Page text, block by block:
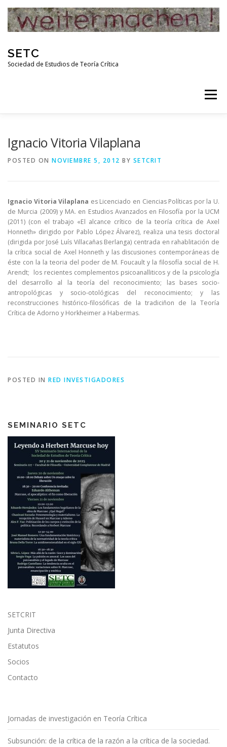
content
SETC
Sociedad de Estudios de Teoría Crítica
Menu
RED DE INVESTIGADORES DE TEORÍA CRÍTICA
Ignacio Vitoria Vilaplana
POSTED ON NOVIEMBRE 5, 2012 BY SETCRIT
Ignacio Vitoria Vilaplana es Licenciado en Ciencias Políticas por la U.
de Murcia (2009) y MA. en Estudios Avanzados en Filosofía por la UCM
(2011) (con el trabajo «El alcance crítico de la teoría crítica de Axel
Honneth» dirigido por Pablo López Álvarez), realiza una tesis doctoral
(dirigida por José Luís Villacañas Berlanga) centrada en rahablitación de
la crítica social de Axel Honneth y las discusiones contemporáneas de
éste con la la teoria del poder de M. Foucault y la filosofía social de H.
Arendt; los recientes complementos psicoanalliticos y de la psicología
del desarrollo al la teoría del reconocimiento; las bases socio-
antropológicas y socio-otológicas del reconocimiento; y las
reconstrucciones histórico-filosóficas de la tradiciñon de la Teoría
Crítica de Adorno y Horkheimer a Habermas.
POSTED IN RED INVESTIGADORES
SEMINARIO SETC
SETCRIT
Junta Directiva
Estatutos
Socios
Contacto
Jornadas de investigación en Teoría Crítica
Subsunción: de la crítica de la razón a la crítica de la sociedad.